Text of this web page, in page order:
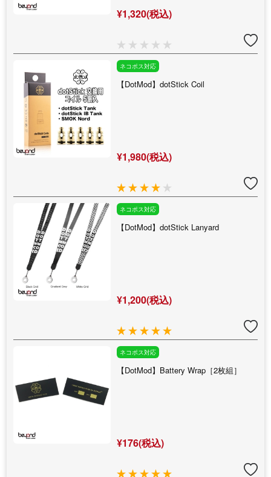
¥1,320(税込)
ネコポス対応
【DotMod】dotStick Coil
¥1,980(税込)
ネコポス対応
【DotMod】dotStick Lanyard
¥1,200(税込)
ネコポス対応
【DotMod】Battery Wrap［2枚組］
¥176(税込)